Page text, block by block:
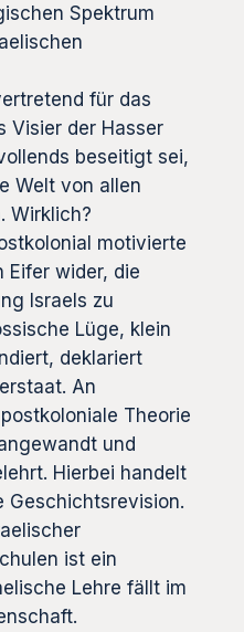
Spektrum
für das
Visier der Hasser
beseitigt sei,
Welt von allen
Wirklich?
motivierte
Eifer wider, die
Israels zu
Lüge, klein
deklariert
An
Theorie
und
Hierbei handelt
Geschichtsrevision.
ist ein
Lehre fällt im